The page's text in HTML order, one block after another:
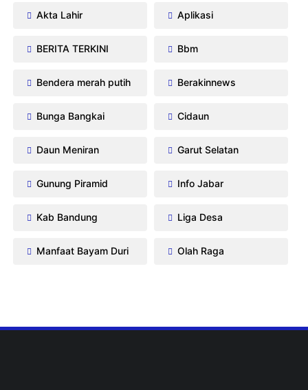
Akta Lahir Aplikasi
BERITA TERKINI Bbm
Bendera merah putih Berakinnews
Bunga Bangkai Cidaun
Daun Meniran Garut Selatan
Gunung Piramid Info Jabar
Kab Bandung Liga Desa
Manfaat Bayam Duri Olah Raga